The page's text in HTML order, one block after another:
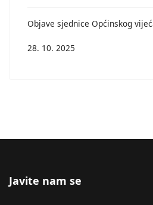
Objave sjednice Općinskog
28. 10. 2025
Javite nam se